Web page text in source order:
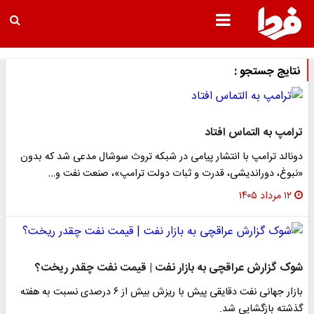
نتایج جستجو :
ترامپ به التماس افتاد
دونالد ترامپ با انتشار پیامی در شبکه تروث سوشال مدعی شد که بدون
«نبوغ، دوراندیشی، قدرت و ثبات دولت ترامپ»، صنعت نفت و…
۱۲ مرداد ۱۴۰۵
شوک گزارش عراقچی به بازار نفت | قیمت نفت چقدر ریخت؟
بازار جهانی نفت دقایقی پیش با ریزش بیش از ۶ درصدی نسبت به هفته
گذشته بازگشایی شد.